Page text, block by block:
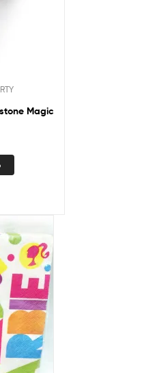
Magic